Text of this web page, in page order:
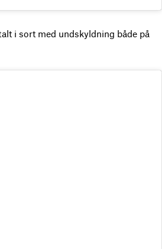
i sort med undskyldning både på